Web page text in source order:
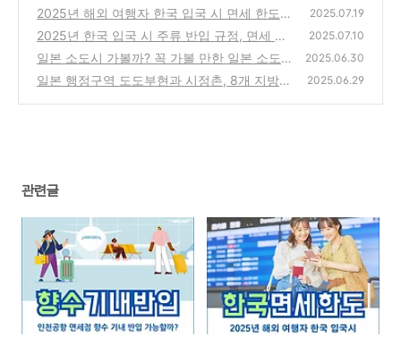
25년 액체류 기내 반입 규정 안내
(0)
2025년 해외 여행자 한국 입국 시 면세 한도와
휴대품 자진 신고 방법 핵심 정리
(0)
2025.07.19
2025년 한국 입국 시 주류 반입 규정, 면세 한
도와 세관 신고법까지 실전 가이드
(0)
2025.07.10
일본 소도시 가볼까? 꼭 가볼 만한 일본 소도
시 여행지 추천 BEST 7
(1)
2025.06.30
일본 행정구역 도도부현과 시정촌, 8개 지방
2025.06.29
관련글